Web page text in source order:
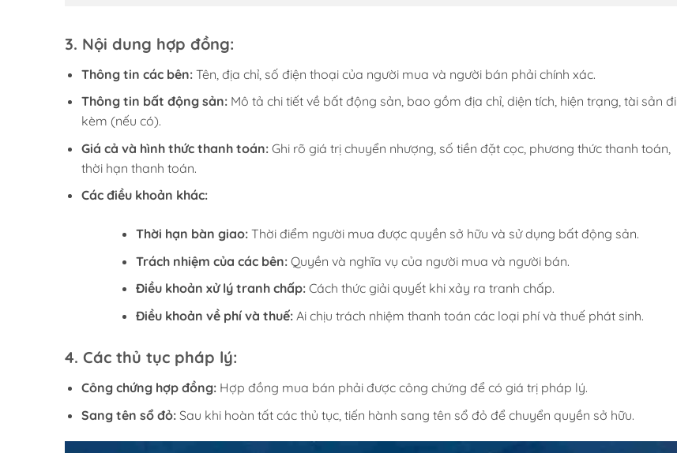
3. Nội dung hợp đồng:
Thông tin các bên:Tên, địa chỉ, số điện thoại của người mua và người bán phải chính xác.
Thông tin bất động sản:Mô tả chi tiết về bất động sản, bao gồm địa chỉ, diện tích, hiện trạng, tài sản đi
kèm (nếu có).
Giá cả và hình thức thanh toán:Ghi rõ giá trị chuyển nhượng, số tiền đặt cọc, phương thức thanh toán,
thời hạn thanh toán.
Các điều khoản khác:
Thời hạn bàn giao:Thời điểm người mua được quyền sở hữu và sử dụng bất động sản.
Trách nhiệm của các bên:Quyền và nghĩa vụ của người mua và người bán.
Điều khoản xử lý tranh chấp:Cách thức giải quyết khi xảy ra tranh chấp.
Điều khoản về phí và thuế:Ai chịu trách nhiệm thanh toán các loại phí và thuế phát sinh.
4. Các thủ tục pháp lý:
Công chứng hợp đồng:Hợp đồng mua bán phải được công chứng để có giá trị pháp lý.
Sang tên sổ đỏ:Sau khi hoàn tất các thủ tục, tiến hành sang tên sổ đỏ để chuyển quyền sở hữu.